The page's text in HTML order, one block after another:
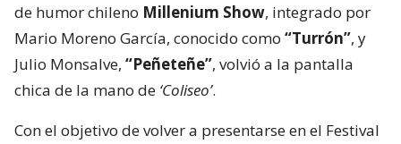
de humor chileno Millenium Show, integrado por
Mario Moreno García, conocido como “Turrón”, y
Julio Monsalve, “Peñeteñe”, volvió a la pantalla
chica de la mano de ‘Coliseo’.
Con el objetivo de volver a presentarse en el Festival